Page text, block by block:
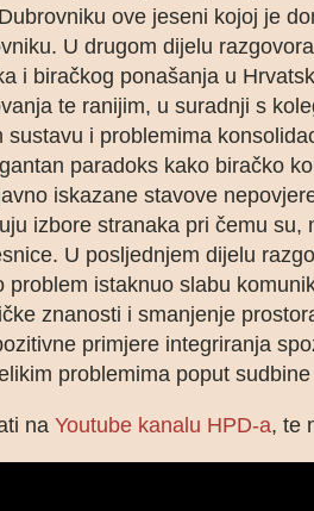
ove jeseni kojoj je
U drugom dijelu
i biračkog ponašanja u
te ranijim, u suradnji s
sustavu i problemima
paradoks kako biračko
iskazane stavove
izbore stranaka pri čemu su,
U posljednjem dijelu
problem istaknuo slabu
znanosti i smanjenje
primjere integriranja
problemima poput
na Youtube kanalu HPD-a, te